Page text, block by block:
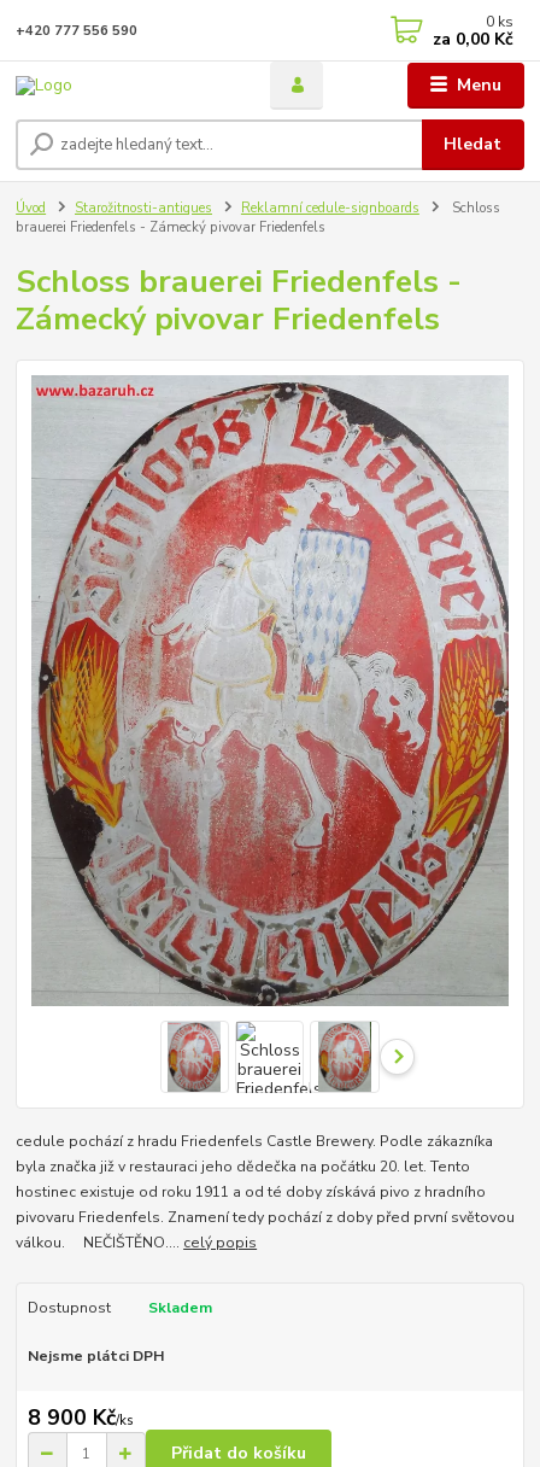
Menu
Hledat
+420 777 556 590 0 ks
za 0,00 Kč
Úvod Starožitnosti-antiques Reklamní cedule-signboards
Schloss
brauerei Friedenfels - Zámecký pivovar Friedenfels
Schloss brauerei Friedenfels -
Zámecký pivovar Friedenfels
cedule pochází z hradu Friedenfels Castle Brewery. Podle zákazníka
byla značka již v restauraci jeho dědečka na počátku 20. let. Tento
hostinec existuje od roku 1911 a od té doby získává pivo z hradního
pivovaru Friedenfels. Znamení tedy pochází z doby před první světovou
válkou. NEČIŠTĚNO.... celý popis
Dostupnost Skladem
Nejsme plátci DPH
8 900 Kč/ks
Přidat do košíku